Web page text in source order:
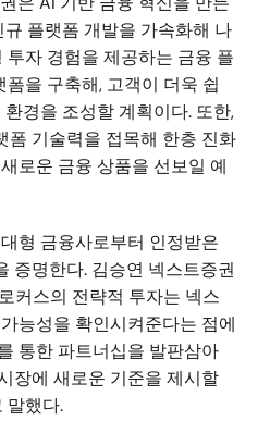
플랫폼 개발을 가속화해 나
자 경험을 제공하는 금융 플
을 구축해, 고객이 더욱 쉽
경을 조성할 계획이다. 또한,
폼 기술력을 접목해 한층 진화
로운 금융 상품을 선보일 예
형 금융사로부터 인정받은
증명한다. 김승연 넥스트증권
커스의 전략적 투자는 넥스
능성을 확인시켜준다는 점에
통한 파트너십을 발판삼아
장에 새로운 기준을 제시할
말했다.